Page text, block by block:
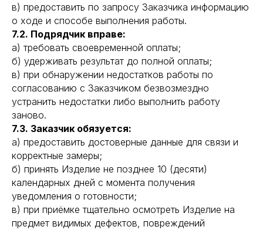
в) предоставить по запросу Заказчика информацию
о ходе и способе выполнения работы.
7.2. Подрядчик вправе:
а) требовать своевременной оплаты;
б) удерживать результат до полной оплаты;
в) при обнаружении недостатков работы по
согласованию с Заказчиком безвозмездно
устранить недостатки либо выполнить работу
заново.
7.3. Заказчик обязуется:
а) предоставить достоверные данные для связи и
корректные замеры;
б) принять Изделие не позднее 10 (десяти)
календарных дней с момента получения
уведомления о готовности;
в) при приёмке тщательно осмотреть Изделие на
предмет видимых дефектов, повреждений